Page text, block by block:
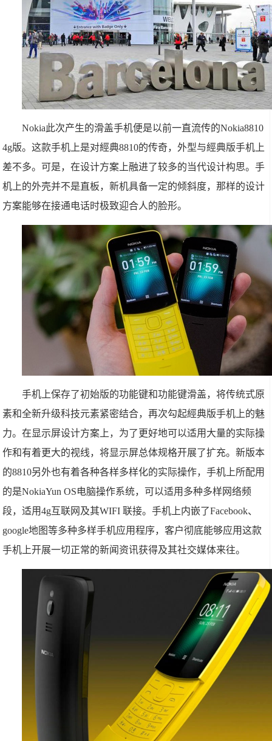
Nokia此次产生的滑盖手机便是以前一直流传的Nokia8810
4g版。这款手机上是对經典8810的传奇，外型与經典版手机上
差不多。可是，在设计方案上融进了较多的当代设计构思。手
机上的外壳并不是直板，新机具备一定的倾斜度，那样的设计
方案能够在接通电话时极致迎合人的脸形。
手机上保存了初始版的功能键和功能键滑盖，将传统式原
素和全新升级科技元素紧密结合，再次勾起經典版手机上的魅
力。在显示屏设计方案上，为了更好地可以适用大量的实际操
作和有着更大的视线，将显示屏总体规格开展了扩充。新版本
的8810另外也有着各种各样多样化的实际操作，手机上所配用
的是NokiaYun OS电脑操作系统，可以适用多种多样网络频
段，适用4g互联网及其WIFI 联接。手机上内嵌了Facebook、
google地图等多种多样手机应用程序，客户彻底能够应用这款
手机上开展一切正常的新闻资讯获得及其社交媒体来往。